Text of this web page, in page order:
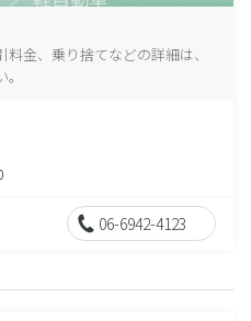
金、乗り捨てなどの詳細は、
06-6942-4123